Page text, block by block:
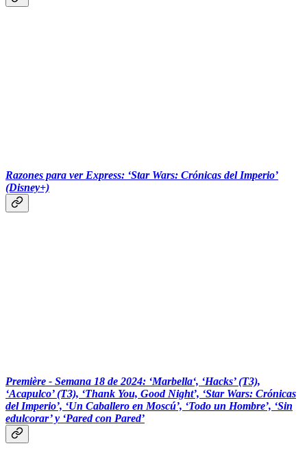
Razones para ver Express: ‘Star Wars: Crónicas del Imperio’
(Disney+)
Première - Semana 18 de 2024: ‘Marbella‘, ‘Hacks’ (T3),
‘Acapulco’ (T3), ‘Thank You, Good Night’, ‘Star Wars: Crónicas
del Imperio’, ‘Un Caballero en Moscú’, ‘Todo un Hombre’, ‘Sin
edulcorar’ y ‘Pared con Pared’